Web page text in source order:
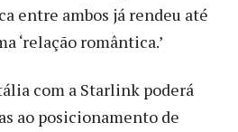
entre ambos já rendeu até
‘relação romântica.’
com a Starlink poderá
ao posicionamento de